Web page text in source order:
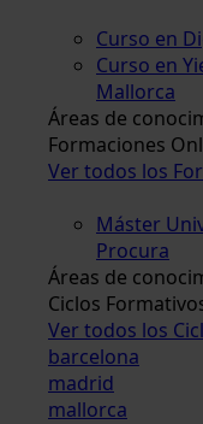
Curso en
Curso en
Mallorca
Áreas de
Formaciones
Ver todos los
Máster
Procura
Áreas de
Ciclos
Ver todos los
barcelona
madrid
mallorca